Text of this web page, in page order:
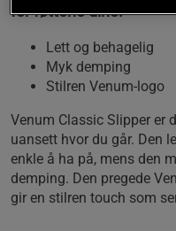
for føttene dine.
Lett og behagelig
Myk demping
Stilren Venum-logo
Venum Classic Slipper er
uansett hvor du går. Den
enkle å ha på, mens den
demping. Den pregede
gir en stilren touch som